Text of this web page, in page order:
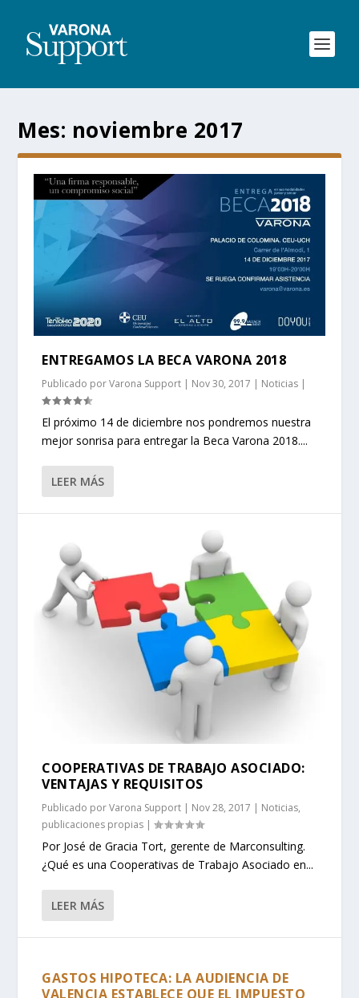
Mes: noviembre 2017
ENTREGAMOS LA BECA VARONA 2018
Publicado porVarona Support | Nov 30, 2017 | Noticias |
El próximo 14 de diciembre nos pondremos nuestra
mejor sonrisa para entregar la Beca Varona 2018....
LEER MÁS
COOPERATIVAS DE TRABAJO ASOCIADO:
VENTAJAS Y REQUISITOS
Publicado porVarona Support | Nov 28, 2017 | Noticias,
publicaciones propias |
Por José de Gracia Tort, gerente de Marconsulting.
¿Qué es una Cooperativas de Trabajo Asociado en...
LEER MÁS
GASTOS HIPOTECA: LA AUDIENCIA DE
VALENCIA ESTABLECE QUE EL IMPUESTO